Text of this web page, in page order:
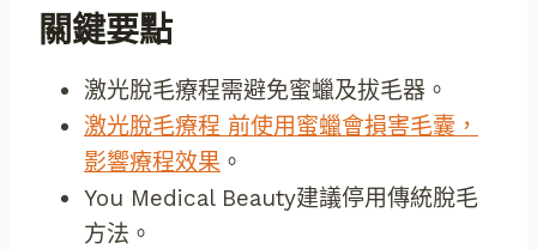
關鍵要點
激光脫毛療程需避免蜜蠟及拔毛器。
激光脫毛療程 前使用蜜蠟會損害毛囊，
影響療程效果 。
You Medical Beauty建議停用傳統脫毛
方法。